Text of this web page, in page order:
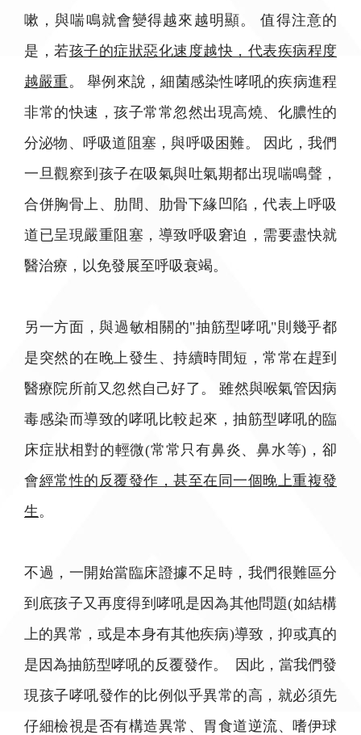
嗽，與喘鳴就會變得越來越明顯。 值得注意的
是，若孩子的症狀惡化速度越快，代表疾病程度
越嚴重。 舉例來說，細菌感染性哮吼的疾病進程
非常的快速，孩子常常忽然出現高燒、化膿性的
分泌物、呼吸道阻塞，與呼吸困難。 因此，我們
一旦觀察到孩子在吸氣與吐氣期都出現喘鳴聲，
合併胸骨上、肋間、肋骨下緣凹陷，代表上呼吸
道已呈現嚴重阻塞，導致呼吸窘迫，需要盡快就
醫治療，以免發展至呼吸衰竭。
另一方面，與過敏相關的"抽筋型哮吼"則幾乎都
是突然的在晚上發生、持續時間短，常常在趕到
醫療院所前又忽然自己好了。 雖然與喉氣管因病
毒感染而導致的哮吼比較起來，抽筋型哮吼的臨
床症狀相對的輕微(常常只有鼻炎、鼻水等)，卻
會經常性的反覆發作，甚至在同一個晚上重複發
生。
不過，一開始當臨床證據不足時，我們很難區分
到底孩子又再度得到哮吼是因為其他問題(如結構
上的異常，或是本身有其他疾病)導致，抑或真的
是因為抽筋型哮吼的反覆發作。 因此，當我們發
現孩子哮吼發作的比例似乎異常的高，就必須先
仔細檢視是否有構造異常、胃食道逆流、嗜伊球